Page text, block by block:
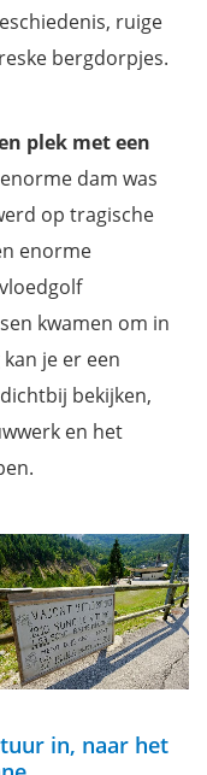
ruige
bergdorpjes.
plek met een
dam was
op tragische
enorme
kwamen om in
je er een
bekijken,
en het
in, naar het